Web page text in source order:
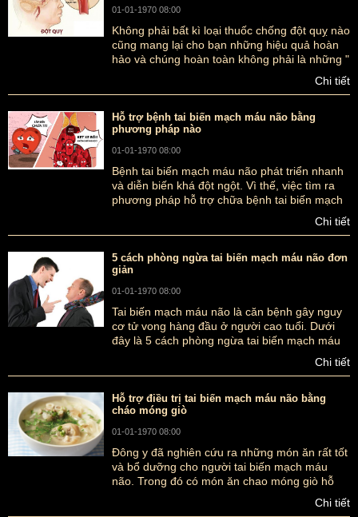
01-01-1970 08:00
Không phải bất kì loại thuốc chống đột quỵ nào
cũng mang lại cho bạn những hiệu quả hoàn
hảo và chúng hoàn toàn không phải là những "
quái ác đó. Dưới đây là những lưu ý khi dùng
để sử dụng tốt hơn.
Chi tiết
Hỗ trợ bệnh tai biến mạch máu não bằng
phương pháp nào
01-01-1970 08:00
Bệnh tai biến mạch máu não phát triển nhanh
và diễn biến khá đột ngột. Vì thế, việc tìm ra
phương pháp hỗ trợ chữa bệnh tai biến mạch
nhân thoát khỏi " lưỡi hái tử thần" do căn bệnh
máu não bằng phương pháp nào thì hiệu quả
nhất?
Chi tiết
5 cách phòng ngừa tai biến mạch máu não đơn
giản
01-01-1970 08:00
Tai biến mạch máu não là căn bệnh gây nguy
cơ tử vong hàng đầu ở người cao tuổi. Dưới
đây là 5 cách phòng ngừa tai biến mạch máu
Chi tiết
Hỗ trợ điều trị tai biến mạch máu não bằng
cháo móng giò
01-01-1970 08:00
Đông y đã nghiên cứu ra những món ăn rất tốt
và bổ dưỡng cho người tai biến mạch máu
não. Trong đó có món ăn chao móng giò hỗ
trợ điều trị tai biến mạch máu não được cho là
hiệu quả hơn cả. Để tìm hiểu chi tiết hơn, bạn
Chi tiết